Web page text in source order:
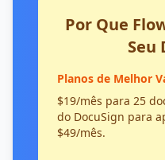
Por Que
Seu
Planos de Melhor
$19/mês para 25
do DocuSign para
$49/mês.